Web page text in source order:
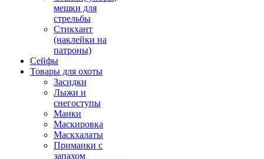
мешки для
стрельбы
Стикхант
(наклейки на
патроны)
Сейфы
Товары для охоты
Засидки
Лыжи и
снегоступы
Манки
Маскировка
Маскхалаты
Приманки с
запахом